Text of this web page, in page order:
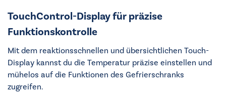
TouchControl-Display für präzise
Funktionskontrolle
Mit dem reaktionsschnellen und übersichtlichen Touch-
Display kannst du die Temperatur präzise einstellen und
mühelos auf die Funktionen des Gefrierschranks
zugreifen.